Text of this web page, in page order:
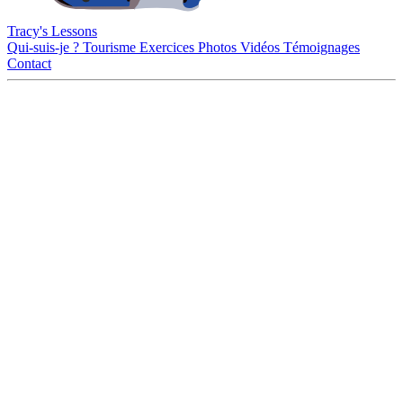
Tracy's Lessons
Qui-suis-je ? Tourisme Exercices Photos Vidéos Témoignages
Contact